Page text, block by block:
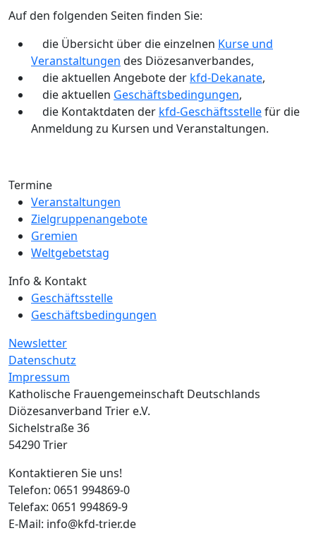
Auf den folgenden Seiten finden Sie:
die Übersicht über die einzelnen Kurse und
Veranstaltungen des Diözesanverbandes,
die aktuellen Angebote der kfd-Dekanate,
die aktuellen Geschäftsbedingungen,
die Kontaktdaten der kfd-Geschäftsstellefür die
Anmeldung zu Kursen und Veranstaltungen.
Termine
Veranstaltungen
Zielgruppenangebote
Gremien
Weltgebetstag
Info & Kontakt
Geschäftsstelle
Geschäftsbedingungen
Newsletter
Datenschutz
Impressum
Katholische Frauengemeinschaft Deutschlands
Diözesanverband Trier e.V.
Sichelstraße 36
54290 Trier
Kontaktieren Sie uns!
Telefon: 0651 994869-0
Telefax: 0651 994869-9
E-Mail: info@kfd-trier.de